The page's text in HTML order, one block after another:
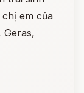
em của
Geras,